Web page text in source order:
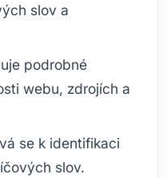
slov a
podrobné
webu, zdrojích a
se k identifikaci
slov.